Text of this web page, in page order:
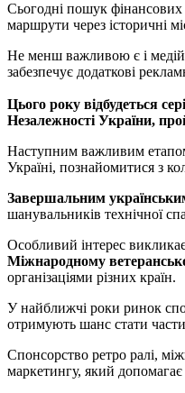
Сьогодні пошук фінансових
маршрути через історичні
Не менш важливою є і
забезпечує додаткові
Цього року відбудеться
Незалежності України,
Наступним важливим
Україні, познайомитися з
Завершальним
шанувальників технічної
Особливий інтерес
Міжнародному
організаціями різних країн.
У найближчі роки ринок
отримують шанс стати
Спонсорство ретро ралі,
маркетингу, який